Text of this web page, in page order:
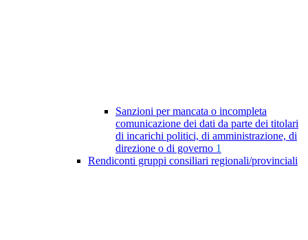
Sanzioni per mancata o incompleta
comunicazione dei dati da parte dei titolari
di incarichi politici, di amministrazione, di
direzione o di governo 1
Rendiconti gruppi consiliari regionali/provinciali